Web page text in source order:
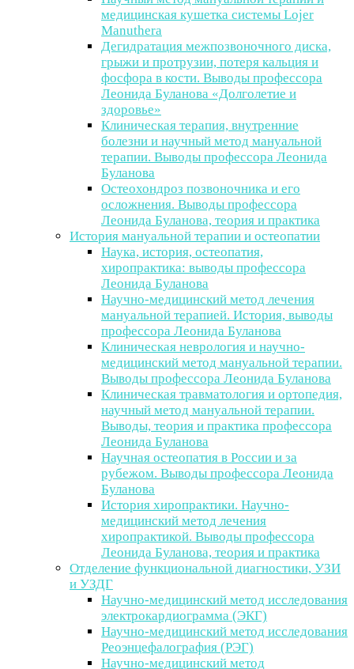
медицинская кушетка системы Lojer
Manuthera
Дегидратация межпозвоночного диска,
грыжи и протрузии, потеря кальция и
фосфора в кости. Выводы профессора
Леонида Буланова «Долголетие и
здоровье»
Клиническая терапия, внутренние
болезни и научный метод мануальной
терапии. Выводы профессора Леонида
Буланова
Остеохондроз позвоночника и его
осложнения. Выводы профессора
Леонида Буланова, теория и практика
История мануальной терапии и остеопатии
Наука, история, остеопатия,
хиропрактика: выводы профессора
Леонида Буланова
Научно-медицинский метод лечения
мануальной терапией. История, выводы
профессора Леонида Буланова
Клиническая неврология и научно-
медицинский метод мануальной терапии.
Выводы профессора Леонида Буланова
Клиническая травматология и ортопедия,
научный метод мануальной терапии.
Выводы, теория и практика профессора
Леонида Буланова
Научная остеопатия в России и за
рубежом. Выводы профессора Леонида
Буланова
История хиропрактики. Научно-
медицинский метод лечения
хиропрактикой. Выводы профессора
Леонида Буланова, теория и практика
Отделение функциональной диагностики, УЗИ
и УЗДГ
Научно-медицинский метод исследования
электрокардиограмма (ЭКГ)
Научно-медицинский метод исследования
Реоэнцефалография (РЭГ)
Научно-медицинский метод